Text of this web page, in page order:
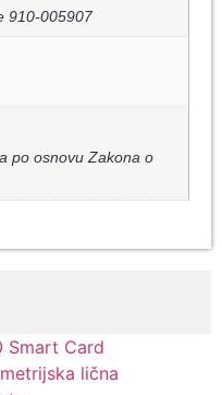
910-005907
po osnovu Zakona o